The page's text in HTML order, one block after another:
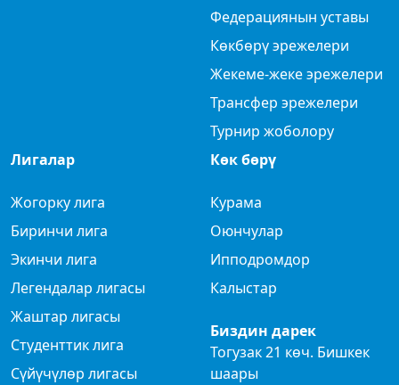
Федерациянын уставы
Көкбөрү эрежелери
Жекеме-жеке эрежелери
Трансфер эрежелери
Турнир жоболору
Лигалар
Жогорку лига
Биринчи лига
Экинчи лига
Легендалар лигасы
Жаштар лигасы
Студенттик лига
Сүйүчүлөр лигасы
Көк бөрү
Курама
Оюнчулар
Ипподромдор
Калыстар
Биздин дарек
Тогузак 21 көч. Бишкек
шаары